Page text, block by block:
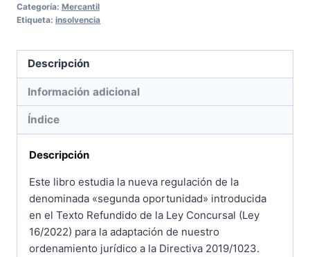
Categoría: Mercantil
Etiqueta: insolvencia
Descripción
Información adicional
Índice
Descripción
Este libro estudia la nueva regulación de la
denominada «segunda oportunidad» introducida
en el Texto Refundido de la Ley Concursal (Ley
16/2022) para la adaptación de nuestro
ordenamiento jurídico a la Directiva 2019/1023.